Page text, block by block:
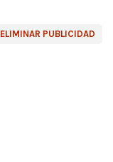
ELIMINAR PUBLICIDAD